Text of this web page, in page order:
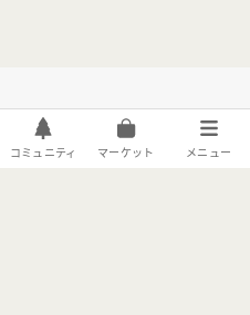
コミュニティ マーケット メニュー